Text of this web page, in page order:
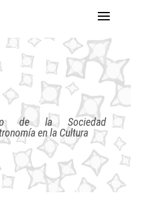
de la Sociedad
en la Cultura